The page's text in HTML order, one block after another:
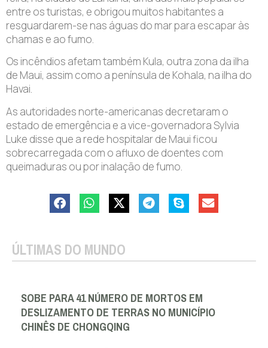
entre os turistas, e obrigou muitos habitantes a
resguardarem-se nas águas do mar para escapar às
chamas e ao fumo.
Os incêndios afetam também Kula, outra zona da ilha
de Maui, assim como a península de Kohala, na ilha do
Havai.
As autoridades norte-americanas decretaram o
estado de emergência e a vice-governadora Sylvia
Luke disse que a rede hospitalar de Maui ficou
sobrecarregada com o afluxo de doentes com
queimaduras ou por inalação de fumo.
ÚLTIMAS DO MUNDO
SOBE PARA 41 NÚMERO DE MORTOS EM
DESLIZAMENTO DE TERRAS NO MUNICÍPIO
CHINÊS DE CHONGQING